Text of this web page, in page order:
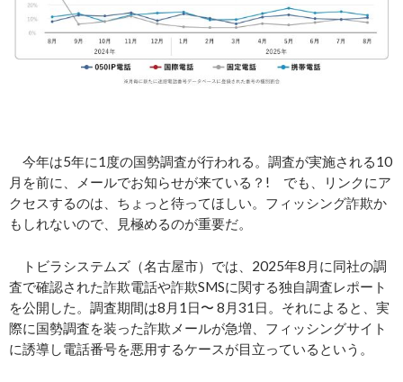
今年は5年に1度の国勢調査が行われる。調査が実施される10
月を前に、メールでお知らせが来ている？! でも、リンクにア
クセスするのは、ちょっと待ってほしい。フィッシング詐欺か
もしれないので、見極めるのが重要だ。
トビラシステムズ（名古屋市）では、2025年8月に同社の調
査で確認された詐欺電話や詐欺SMSに関する独自調査レポート
を公開した。調査期間は8月1日〜 8月31日。それによると、実
際に国勢調査を装った詐欺メールが急増、フィッシングサイト
に誘導し電話番号を悪用するケースが目立っているという。